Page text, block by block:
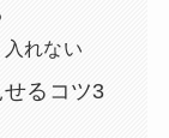
れない
るコツ3